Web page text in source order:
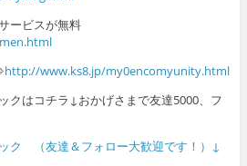
ービスが無料
http://www.ks8.jp/my0encomyunity.html
クはコチラ↓おかげさまで友達5000、フ
ク （友達＆フォロー大歓迎です！）↓